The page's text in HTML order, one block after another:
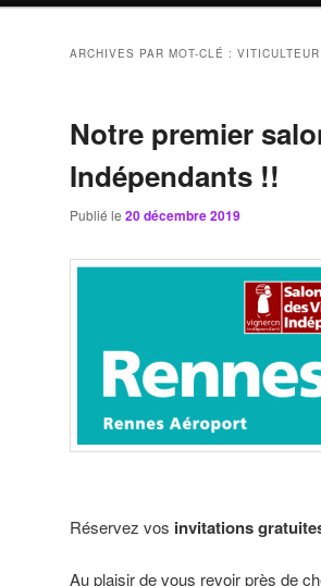
ARCHIVES PAR MOT-CLÉ : VITICULTEUR
Notre premier
Indépendants !!
Publié le 20 décembre 2019
Réservez vos invitations
Au plaisir de vous revoir près de